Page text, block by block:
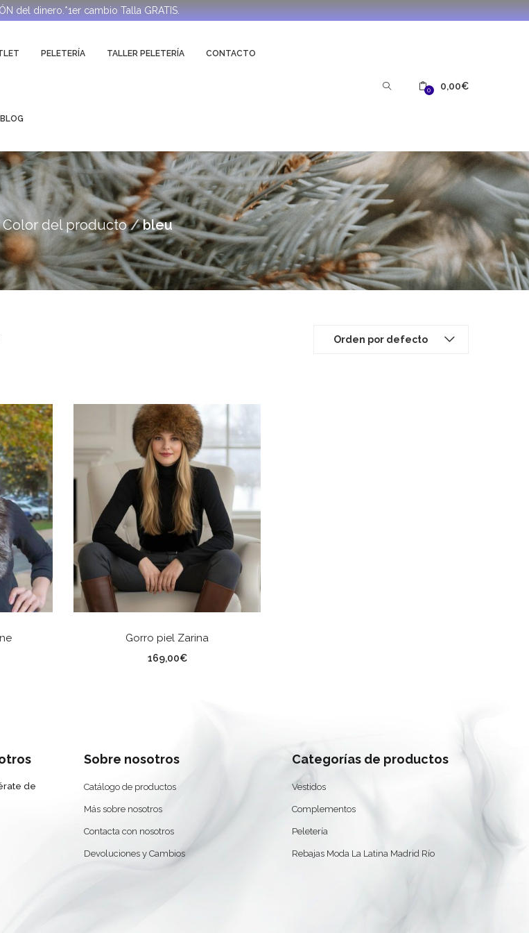
del dinero.*1er cambio Talla GRATIS.
PELETERÍA TALLER PELETERÍA CONTACTO
BLOG
0 0,00€
Color del producto bleu
Orden por defecto
Gorro piel Zarina
169,00€
de
Sobre nosotros
Catálogo de productos
Más sobre nosotros
Contacta con nosotros
Devoluciones y Cambios
Categorías de productos
Vestidos
Complementos
Peletería
Rebajas Moda La Latina Madrid Río